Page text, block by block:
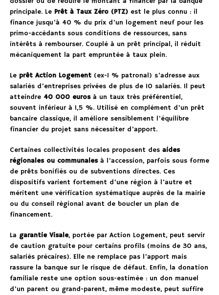
principale. Le Prêt à Taux Zéro (PTZ) est le plus connu : il
finance jusqu’à 40 % du prix d’un logement neuf pour les
primo-accédants sous conditions de ressources, sans
intérêts à rembourser. Couplé à un prêt principal, il réduit
mécaniquement la part empruntée à taux plein.
Le prêt Action Logement (ex-1 % patronal) s’adresse aux
salariés d’entreprises privées de plus de 10 salariés. Il peut
atteindre 40 000 eurosà un taux très préférentiel,
souvent inférieur à 1,5 %. Utilisé en complément d’un prêt
bancaire classique, il améliore sensiblement l’équilibre
financier du projet sans nécessiter d’apport.
Certaines collectivités locales proposent des aides
régionales ou communalesà l’accession, parfois sous forme
de prêts bonifiés ou de subventions directes. Ces
dispositifs varient fortement d’une région à l’autre et
méritent une vérification systématique auprès de la mairie
ou du conseil régional avant de boucler un plan de
financement.
La garantie Visale, portée par Action Logement, peut servir
de caution gratuite pour certains profils (moins de 30 ans,
salariés précaires). Elle ne remplace pas l’apport mais
rassure la banque sur le risque de défaut. Enfin, la donation
familiale reste une option sous-estimée : un don manuel
d’un parent ou grand-parent, même modeste, peut suffire